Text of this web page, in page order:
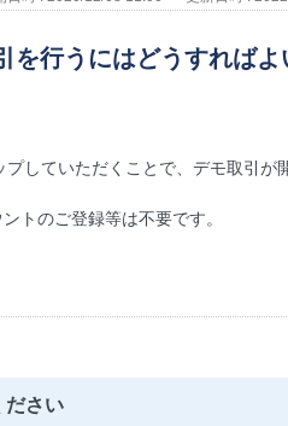
を行うにはどうすればよ
していただくことで、デモ取引が
トのご登録等は不要です。
ださい